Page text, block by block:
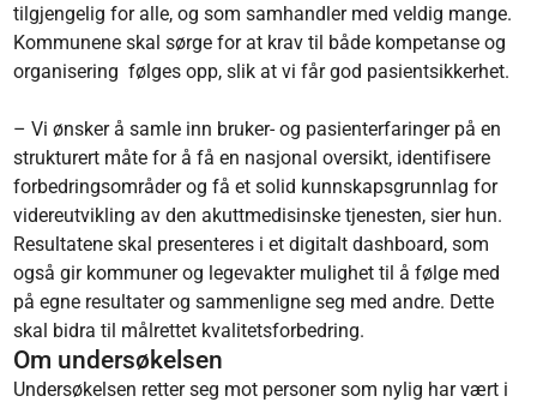
tilgjengelig for alle, og som samhandler med veldig mange.
Kommunene skal sørge for at krav til både kompetanse og
organisering følges opp, slik at vi får god pasientsikkerhet.
– Vi ønsker å samle inn bruker- og pasienterfaringer på en
strukturert måte for å få en nasjonal oversikt, identifisere
forbedringsområder og få et solid kunnskapsgrunnlag for
videreutvikling av den akuttmedisinske tjenesten, sier hun.
Resultatene skal presenteres i et digitalt dashboard, som
også gir kommuner og legevakter mulighet til å følge med
på egne resultater og sammenligne seg med andre. Dette
skal bidra til målrettet kvalitetsforbedring.
Om undersøkelsen
Undersøkelsen retter seg mot personer som nylig har vært i